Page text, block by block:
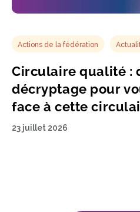
Actions de la fédération
Circulaire qualité :
décryptage pour
face à cette
23 juillet 2026